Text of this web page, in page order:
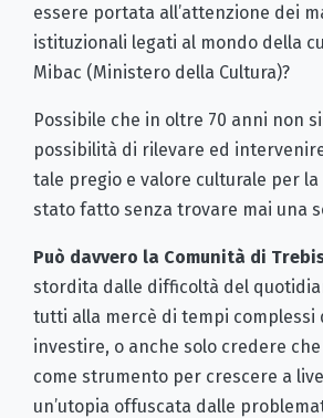
essere portata all’attenzione dei
istituzionali legati al mondo della
Mibac (Ministero della Cultura)?
Possibile che in oltre 70 anni non
possibilità di rilevare ed
tale pregio e valore culturale per la
stato fatto senza trovare mai una
Può davvero la Comunità di
stordita dalle difficoltà del
tutti alla mercè di tempi complessi
investire, o anche solo credere
come strumento per crescere a
un’utopia offuscata dalle